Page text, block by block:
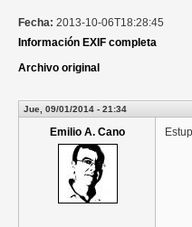
Fecha: 2013-10-06T18:28:45
Información EXIF completa
Archivo original
Jue, 09/01/2014 - 21:34
Emilio A. Cano